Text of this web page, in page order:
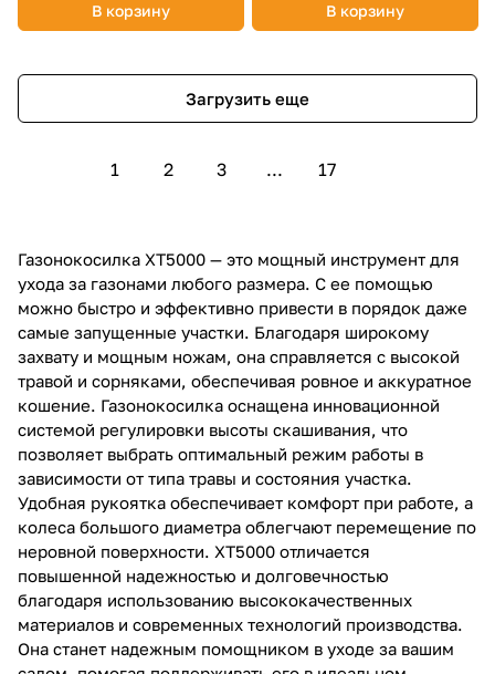
В корзину В корзину
Загрузить еще
1 2 3 ... 17
Газонокосилка XT5000 — это мощный инструмент для
ухода за газонами любого размера. С ее помощью
можно быстро и эффективно привести в порядок даже
самые запущенные участки. Благодаря широкому
захвату и мощным ножам, она справляется с высокой
травой и сорняками, обеспечивая ровное и аккуратное
кошение. Газонокосилка оснащена инновационной
системой регулировки высоты скашивания, что
позволяет выбрать оптимальный режим работы в
зависимости от типа травы и состояния участка.
Удобная рукоятка обеспечивает комфорт при работе, а
колеса большого диаметра облегчают перемещение по
неровной поверхности. XT5000 отличается
повышенной надежностью и долговечностью
благодаря использованию высококачественных
материалов и современных технологий производства.
Она станет надежным помощником в уходе за вашим